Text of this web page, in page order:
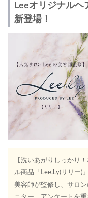
Leeオリジナルヘ
新登場！
【洗いあがりしっかり
ル商品「Lee.l.y(リリー)
美容師が監修し、サロ